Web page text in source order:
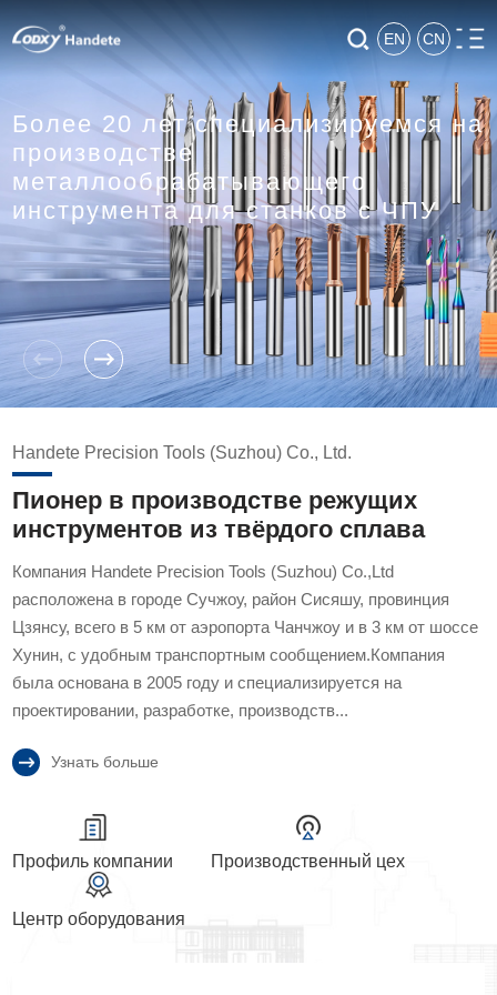
EN CN
Более 20 лет специализируемся на
производстве
металлообрабатывающего
инструмента для станков с ЧПУ
Handete Precision Tools (Suzhou) Co., Ltd.
Пионер в производстве режущих
инструментов из твёрдого сплава
Компания Handete Precision Tools (Suzhou) Co.,Ltd
расположена в городе Сучжоу, район Сисяшу, провинция
Цзянсу, всего в 5 км от аэропорта Чанчжоу и в 3 км от шоссе
Хунин, с удобным транспортным сообщением.Компания
была основана в 2005 году и специализируется на
проектировании, разработке, производств...
Узнать больше
Профиль компании Производственный цех
Центр оборудования